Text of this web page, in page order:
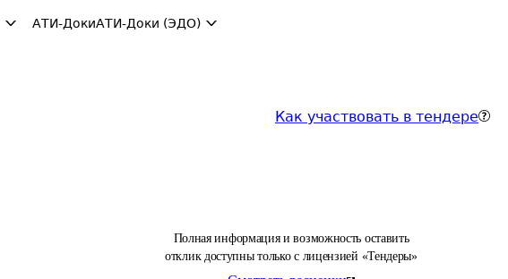
АТИ-ДокиАТИ-Доки (ЭДО)
Как участвовать в тендере
Полная информация и возможность оставить
отклик доступны только с лицензией «Тендеры»